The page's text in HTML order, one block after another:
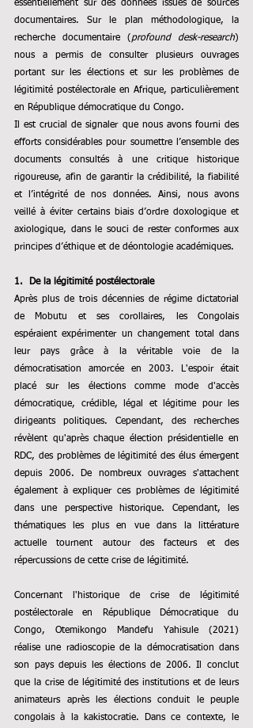
essentiellement sur des données issues de sources
documentaires. Sur le plan méthodologique, la
recherche documentaire ( profound desk-research)
nous a permis de consulter plusieurs ouvrages
portant sur les élections et sur les problèmes de
légitimité postélectorale en Afrique, particulièrement
en République démocratique du Congo.
Il est crucial de signaler que nous avons fourni des
efforts considérables pour soumettre l’ensemble des
documents consultés à une critique historique
rigoureuse, afin de garantir la crédibilité, la fiabilité
et l’intégrité de nos données. Ainsi, nous avons
veillé à éviter certains biais d’ordre doxologique et
axiologique, dans le souci de rester conformes aux
principes d’éthique et de déontologie académiques.
1.  De la légitimité postélectorale
Après plus de trois décennies de régime dictatorial
de Mobutu et ses corollaires, les Congolais
espéraient expérimenter un changement total dans
leur pays grâce à la véritable voie de la
démocratisation amorcée en 2003. L'espoir était
placé sur les élections comme mode d'accès
démocratique, crédible, légal et légitime pour les
dirigeants politiques. Cependant, des recherches
révèlent qu'après chaque élection présidentielle en
RDC, des problèmes de légitimité des élus émergent
depuis 2006. De nombreux ouvrages s'attachent
également à expliquer ces problèmes de légitimité
dans une perspective historique. Cependant, les
thématiques les plus en vue dans la littérature
actuelle tournent autour des facteurs et des
répercussions de cette crise de légitimité.
Concernant l'historique de crise de légitimité
postélectorale en République Démocratique du
Congo, Otemikongo Mandefu Yahisule (2021)
réalise une radioscopie de la démocratisation dans
son pays depuis les élections de 2006. Il conclut
que la crise de légitimité des institutions et de leurs
animateurs après les élections conduit le peuple
congolais à la kakistocratie. Dans ce contexte, le